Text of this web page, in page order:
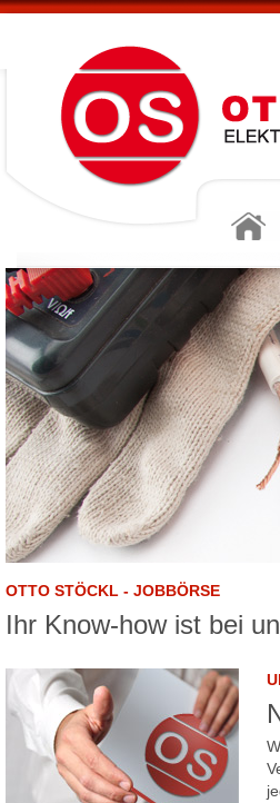
OTTO STÖCKL - JOBBÖRSE
Ihr Know-how ist bei